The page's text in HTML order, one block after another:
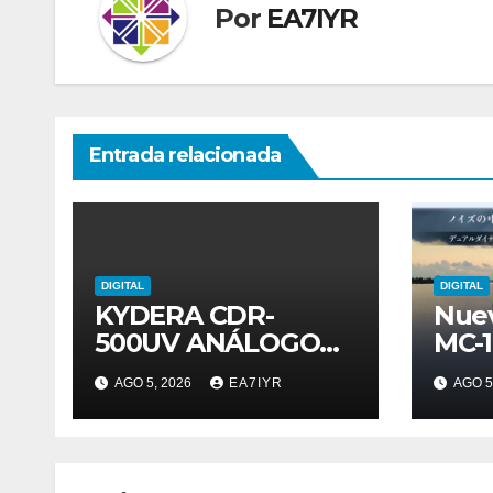
Por EA7IYR
Entrada relacionada
DIGITAL
KYDERA CDR-
500UV ANÁLOGO
DIGITAL
AGO 5, 2026 EA7IYR
DIGITAL
MC-
AGO